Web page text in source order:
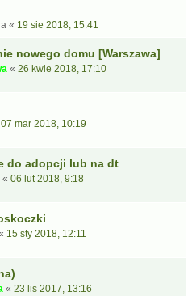
« 19 sie 2018, 15:41
nowego domu [Warszawa]
« 26 kwie 2018, 17:10
07 mar 2018, 10:19
do adopcji lub na dt
« 06 lut 2018, 9:18
15 sty 2018, 12:11
« 23 lis 2017, 13:16